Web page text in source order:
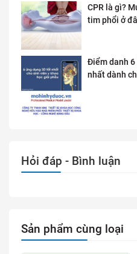
CPR là gì?
tim phổi ở
Điểm danh
nhất dành
Hỏi đáp - Bình luận
Sản phẩm cùng loại